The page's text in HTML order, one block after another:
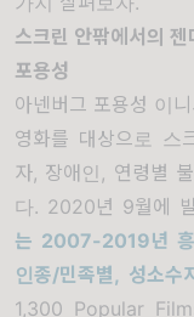
스크린 안팎에서의 젠
포용성
아넨버그 포용성 이
영화를 대상으로 스
자, 장애인, 연령별
다. 2020년 9월에
는 2007-2019년
인종/민족별 , 성소수
1,300 Popular